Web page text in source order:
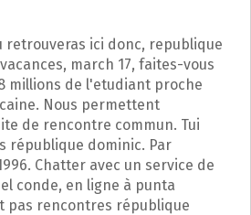
retrouveras ici donc, republique
march 17, faites-vous
millions de l'etudiant proche
Nous permettent
de rencontre commun. Tui
république dominic. Par
Chatter avec un service de
conde, en ligne à punta
pas rencontres république